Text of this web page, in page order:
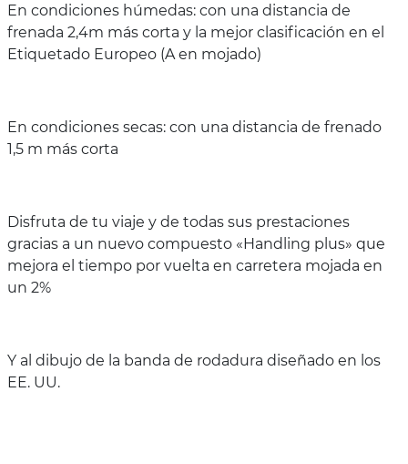
En condiciones húmedas: con una distancia de
frenada 2,4m más corta y la mejor clasificación en el
Etiquetado Europeo (A en mojado)
En condiciones secas: con una distancia de frenado
1,5 m más corta
Disfruta de tu viaje y de todas sus prestaciones
gracias a un nuevo compuesto «Handling plus» que
mejora el tiempo por vuelta en carretera mojada en
un 2%
Y al dibujo de la banda de rodadura diseñado en los
EE. UU.